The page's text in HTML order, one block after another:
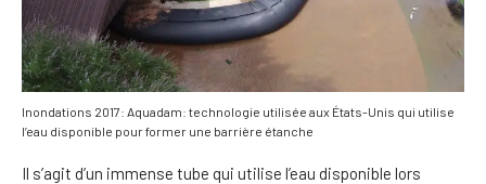
Inondations 2017: Aquadam: technologie utilisée aux États-Unis qui utilise
l’eau disponible pour former une barrière étanche
Il s’agit d’un immense tube qui utilise l’eau disponible lors